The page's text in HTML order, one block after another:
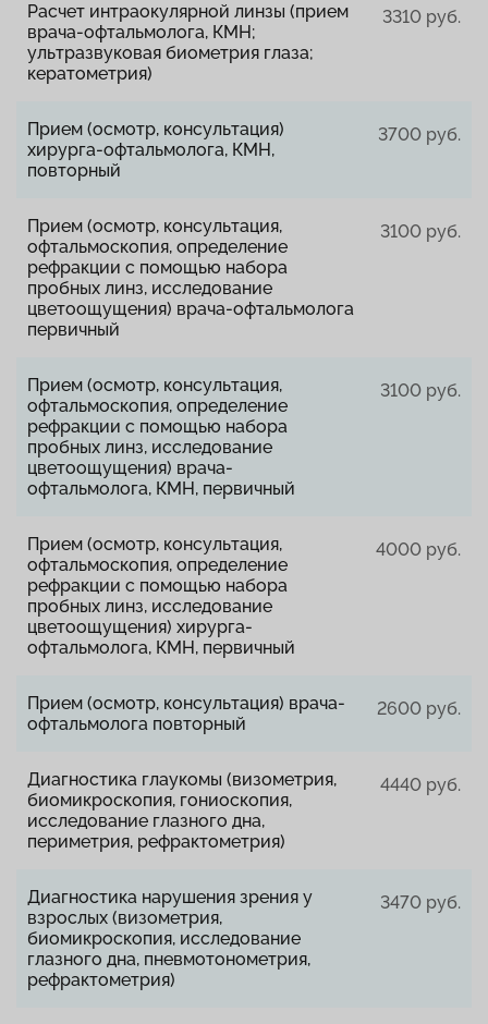
Расчет интраокулярной линзы (прием
врача-офтальмолога, КМН;
ультразвуковая биометрия глаза;
кератометрия)
3310 руб.
Прием (осмотр, консультация)
хирурга-офтальмолога, КМН,
повторный
3700 руб.
Прием (осмотр, консультация,
офтальмоскопия, определение
рефракции с помощью набора
пробных линз, исследование
цветоощущения) врача-офтальмолога
первичный
3100 руб.
Прием (осмотр, консультация,
офтальмоскопия, определение
рефракции с помощью набора
пробных линз, исследование
цветоощущения) врача-
офтальмолога, КМН, первичный
3100 руб.
Прием (осмотр, консультация,
офтальмоскопия, определение
рефракции с помощью набора
пробных линз, исследование
цветоощущения) хирурга-
офтальмолога, КМН, первичный
4000 руб.
Прием (осмотр, консультация) врача-
офтальмолога повторный
2600 руб.
Диагностика глаукомы (визометрия,
биомикроскопия, гониоскопия,
исследование глазного дна,
периметрия, рефрактометрия)
4440 руб.
Диагностика нарушения зрения у
взрослых (визометрия,
биомикроскопия, исследование
глазного дна, пневмотонометрия,
рефрактометрия)
3470 руб.